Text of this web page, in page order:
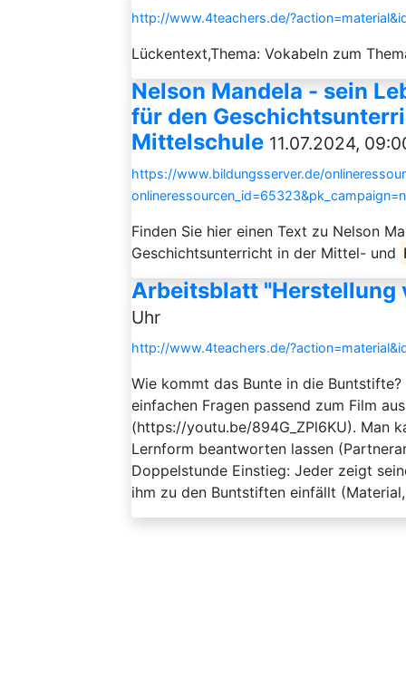
http://www.4teachers.de/
Lückentext,Thema: Vokabeln zum
Nelson Mandela - sein
für den
Mittelschule 11.07.2024,
https://www.bildungsserver.de/
Finden Sie hier einen Text zu Nelson
Geschichtsunterricht in der Mittel- und
Arbeitsblatt "Herstellung
Uhr
http://www.4teachers.de/
Wie kommt das Bunte in die
einfachen Fragen passend zum Film
(https://youtu.be/894G_ZPl6KU). Man
Lernform beantworten lassen
Doppelstunde Einstieg: Jeder zeigt
ihm zu den Buntstiften einfällt